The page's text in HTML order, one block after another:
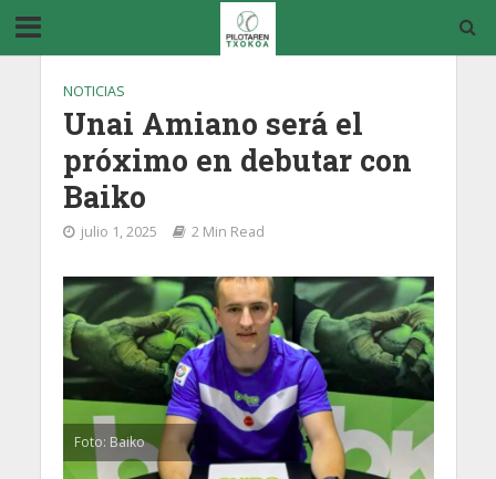
NOTICIAS
Unai Amiano será el
próximo en debutar con
Baiko
julio 1, 2025 2 Min Read
Foto: Baiko